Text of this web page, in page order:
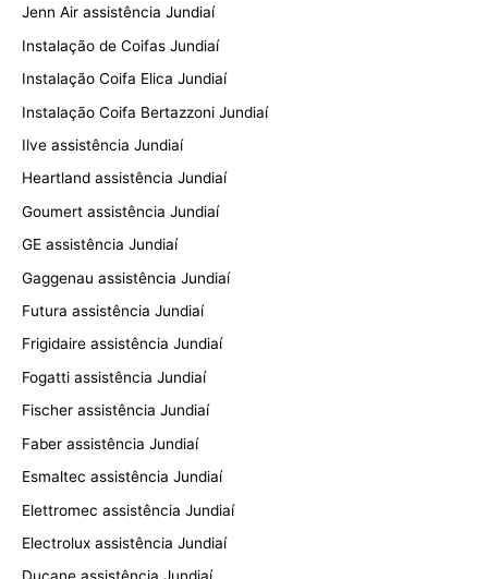
Jenn Air assistência Jundiaí
Instalação de Coifas Jundiaí
Instalação Coifa Elica Jundiaí
Instalação Coifa Bertazzoni Jundiaí
Ilve assistência Jundiaí
Heartland assistência Jundiaí
Goumert assistência Jundiaí
GE assistência Jundiaí
Gaggenau assistência Jundiaí
Futura assistência Jundiaí
Frigidaire assistência Jundiaí
Fogatti assistência Jundiaí
Fischer assistência Jundiaí
Faber assistência Jundiaí
Esmaltec assistência Jundiaí
Elettromec assistência Jundiaí
Electrolux assistência Jundiaí